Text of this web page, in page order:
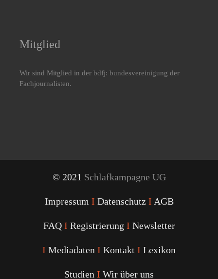
Mitglied
Wir sind Mitglied in der bdfj: bundesvereinigung der
Fachjournalisten.
© 2021 Schlafkampagne UG
Impressum I Datenschutz I AGB
FAQ I Registrierung I Newsletter
I Mediadaten I Kontakt I Lexikon
Studien I Wir über uns